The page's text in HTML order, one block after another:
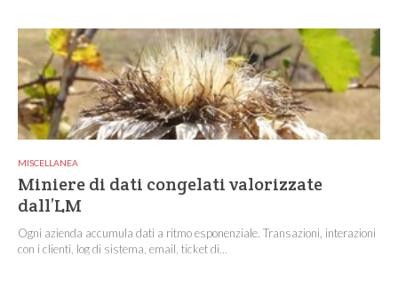
MISCELLANEA
Miniere di dati congelati valorizzate
dall’LM
Ogni azienda accumula dati a ritmo esponenziale. Transazioni, interazioni
con i clienti, log di sistema, email, ticket di...